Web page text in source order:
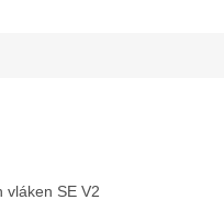
vláken SE V2